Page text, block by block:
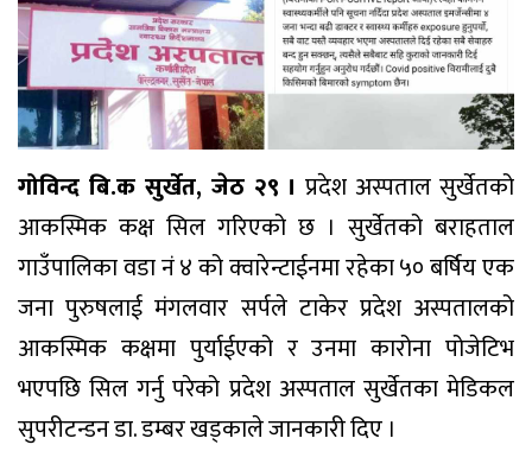
गोविन्द बि.क सुर्खेत, जेठ २९ । प्रदेश अस्पताल सुर्खेतको
आकस्मिक कक्ष सिल गरिएको छ । सुर्खेतको बराहताल
गाउँपालिका वडा नं ४ को क्वारेन्टाईनमा रहेका ५० बर्षिय एक
जना पुरुषलाई मंगलवार सर्पले टाकेर प्रदेश अस्पतालको
आकस्मिक कक्षमा पुर्याईएको र उनमा कारोना पोजेटिभ
भएपछि सिल गर्नु परेको प्रदेश अस्पताल सुर्खेतका मेडिकल
सुपरीटन्डन डा. डम्बर खड्काले जानकारी दिए ।